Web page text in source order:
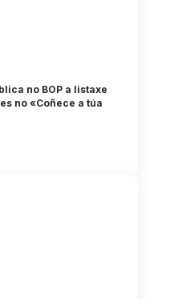
no BOP a listaxe
no «Coñece a túa